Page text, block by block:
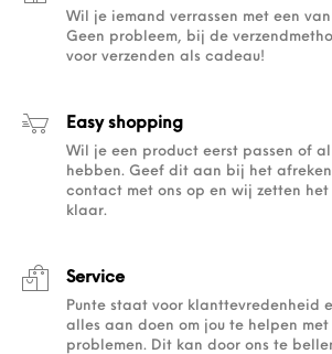
Wil je iemand verrassen met een
Geen probleem, bij de
voor verzenden als cadeau!
Easy shopping
Wil je een product eerst passen of
hebben. Geef dit aan bij het
contact met ons op en wij zetten
klaar.
Service
Punte staat voor klanttevredenheid
alles aan doen om jou te helpen
problemen. Dit kan door ons te